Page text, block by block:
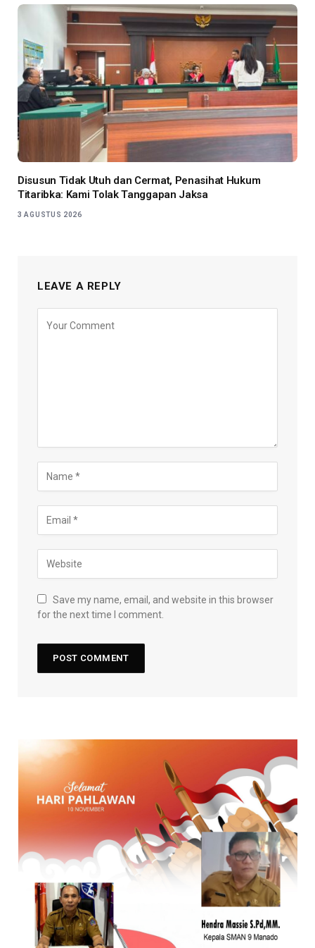
Disusun Tidak Utuh dan Cermat, Penasihat Hukum
Titaribka: Kami Tolak Tanggapan Jaksa
3 AGUSTUS 2026
LEAVE A REPLY
Save my name, email, and website in this browser
for the next time I comment.